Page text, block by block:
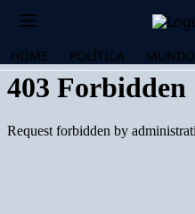
HOME POLÍTICA MUNDO